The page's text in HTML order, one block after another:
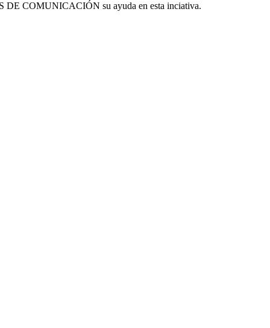
COMUNICACIÓN su ayuda en esta inciativa.